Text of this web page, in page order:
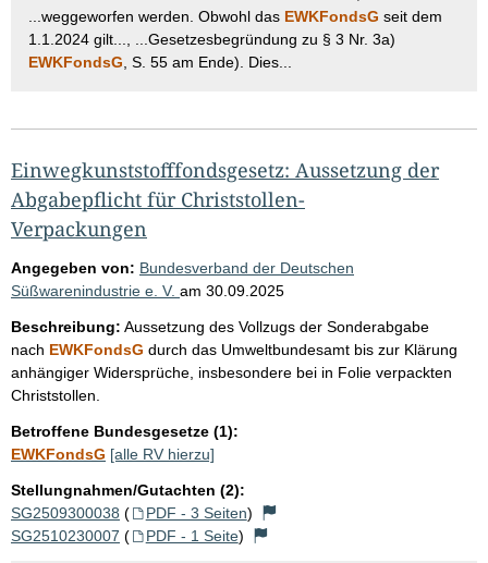
...weggeworfen werden. Obwohl das EWKFondsG seit dem
1.1.2024 gilt..., ...Gesetzesbegründung zu § 3 Nr. 3a)
EWKFondsG , S. 55 am Ende). Dies...
Einwegkunststofffondsgesetz: Aussetzung der
Abgabepflicht für Christstollen-
Verpackungen
Angegeben von: Bundesverband der Deutschen
Süßwarenindustrie e. V. am 30.09.2025
Beschreibung: Aussetzung des Vollzugs der Sonderabgabe
nach EWKFondsG durch das Umweltbundesamt bis zur Klärung
anhängiger Widersprüche, insbesondere bei in Folie verpackten
Christstollen.
Betroffene Bundesgesetze (1):
EWKFondsG [alle RV hierzu]
Stellungnahmen/Gutachten (2):
SG2509300038 ( PDF - 3 Seiten)
SG2510230007 ( PDF - 1 Seite)